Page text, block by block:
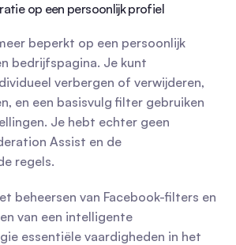
op een persoonlijk profiel
beperkt op een persoonlijk
bedrijfspagina. Je kunt
verbergen of verwijderen,
en een basisvulg filter gebruiken
Je hebt echter geen
Assist en de
regels.
beheersen van Facebook-filters en
van een intelligente
essentiële vaardigheden in het